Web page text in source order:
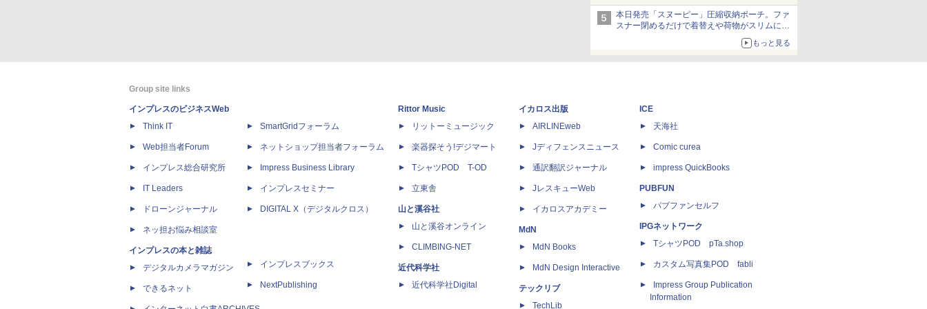
発売から2週間は20%オフになるセールが実施
本日発売「スヌーピー」圧縮収納ポーチ。ファ
スナー閉めるだけで着替えや荷物がスリムにま
もっと見る
Group site links
インプレスのビジネスWeb
Think IT
Web担当者Forum
インプレス総合研究所
IT Leaders
ドローンジャーナル
ネッ担お悩み相談室
インプレスの本と雑誌
デジタルカメラマガジン
できるネット
SmartGridフォーラム
ネットショップ担当者フォーラム
Impress Business Library
インプレスセミナー
DIGITAL X（デジタルクロス）
インプレスブックス
NextPublishing
Rittor Music
リットーミュージック
楽器探そう!デジマート
TシャツPOD T-OD
立東舎
山と溪谷社
山と溪谷オンライン
CLIMBING-NET
近代科学社
近代科学社Digital
イカロス出版
AIRLINEweb
Jディフェンスニュース
通訳翻訳ジャーナル
JレスキューWeb
イカロスアカデミー
MdN
MdN Books
MdN Design Interactive
テックリブ
TechLib
ICE
天海社
Comic curea
impress QuickBooks
PUBFUN
パブファンセルフ
IPGネットワーク
TシャツPOD pTa.shop
カスタム写真集POD fabli
Impress Group Publication
Information